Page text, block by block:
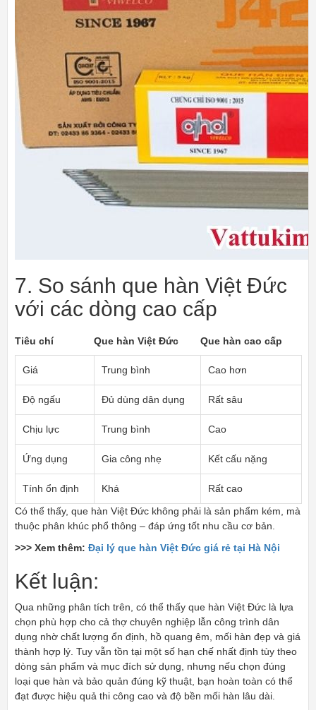
7. So sánh que hàn Việt Đức
với các dòng cao cấp
Tiêu chí Que hàn Việt Đức Que hàn cao cấp
Giá Trung bình Cao hơn
Độ ngấu Đủ dùng dân dụng Rất sâu
Chịu lực Trung bình Cao
Ứng dụng Gia công nhẹ Kết cấu nặng
Tính ổn định Khá
Rất cao
Có thể thấy, que hàn Việt Đức không phải là sản phẩm kém, mà
thuộc phân khúc phổ thông – đáp ứng tốt nhu cầu cơ bản.
>>> Xem thêm: Đại lý que hàn Việt Đức giá rẻ tại Hà Nội
Kết luận:
Qua những phân tích trên, có thể thấy que hàn Việt Đức là lựa
chọn phù hợp cho cả thợ chuyên nghiệp lẫn công trình dân
dụng nhờ chất lượng ổn định, hồ quang êm, mối hàn đẹp và giá
thành hợp lý. Tuy vẫn tồn tại một số hạn chế nhất định tùy theo
dòng sản phẩm và mục đích sử dụng, nhưng nếu chọn đúng
loại que hàn và bảo quản đúng kỹ thuật, bạn hoàn toàn có thể
đạt được hiệu quả thi công cao và độ bền mối hàn lâu dài.